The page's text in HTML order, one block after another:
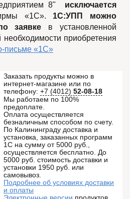
8" исключается
«1С». 1С:УПП можно
заявке в установленной
приобретения
письме «1С»
Заказать продукты можно в
интернет-магазине или по
телефону: +7 (4012) 52-08-18
Мы работаем по 100%
предоплате.
Оплата осуществляется
безналичным способом по счету.
По Калининграду доставка и
установка, заказанных программ
1С на сумму от 5000 руб.,
осуществляется бесплатно. До
5000 руб. стоимость доставки и
установки 1950 руб. или
самовывоз.
Подробнее об условиях доставки
и оплаты